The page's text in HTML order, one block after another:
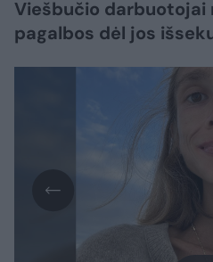
Viešbučio
pagalbos dėl jos